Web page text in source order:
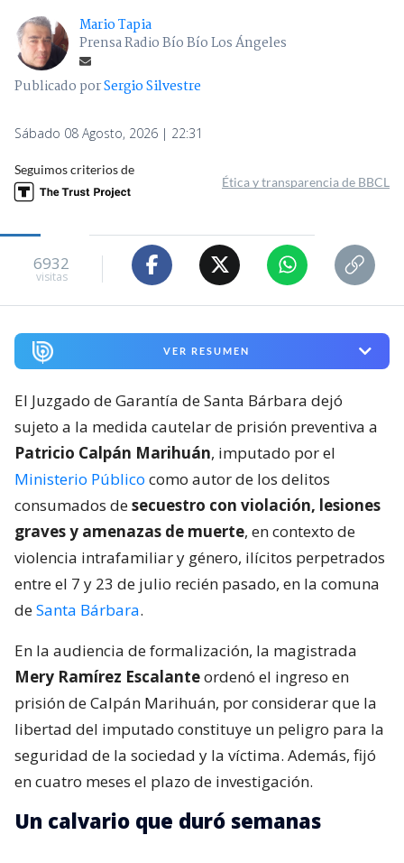
Mario Tapia
Prensa Radio Bío Bío Los Ángeles
Publicado porSergio Silvestre
Sábado 08 Agosto, 2026 | 22:31
Seguimos criterios de
Ética y transparencia de BBCL
6932
visitas
VER RESUMEN
El Juzgado de Garantía de Santa Bárbara dejó
sujeto a la medida cautelar de prisión preventiva a
Patricio Calpán Marihuán, imputado por el
Ministerio Público como autor de los delitos
consumados desecuestro con violación, lesiones
graves y amenazas de muerte, en contexto de
violencia intrafamiliar y género, ilícitos perpetrados
entre el 7 y 23 de julio recién pasado, en la comuna
deSanta Bárbara.
En la audiencia de formalización, la magistrada
Mery Ramírez Escalanteordenó el ingreso en
prisión de Calpán Marihuán, por considerar que la
libertad del imputado constituye un peligro para la
seguridad de la sociedad y la víctima. Además, fijó
en cuatro meses el plazo de investigación.
Un calvario que duró semanas